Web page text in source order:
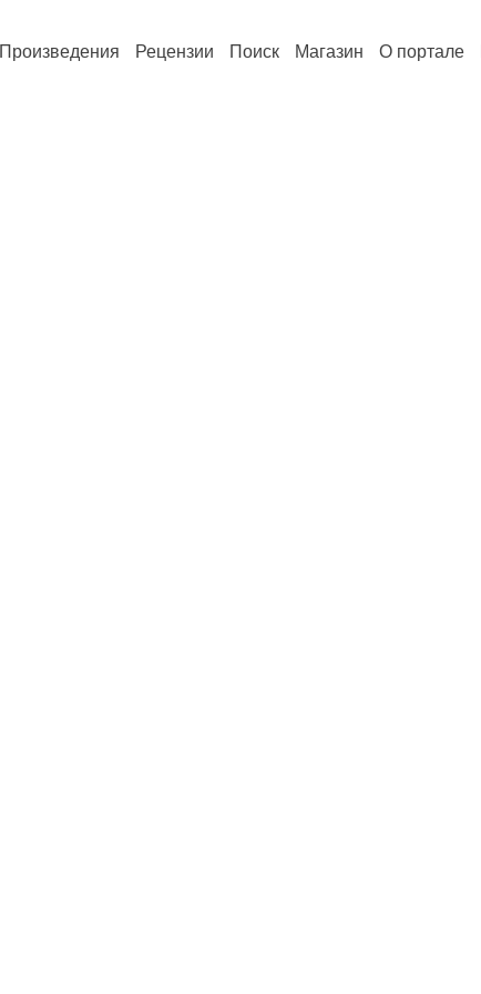
Произведения Рецензии Поиск Магазин О портале